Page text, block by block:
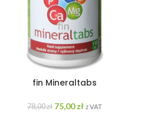
fin Mineraltabs
78,00zł 75,00zł z VAT